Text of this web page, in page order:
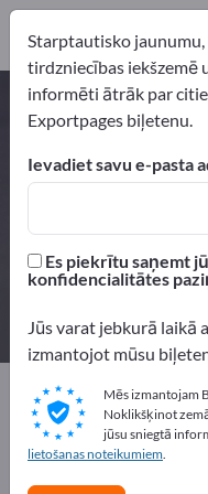
Augstas
detaļas –
piegādātājus
Izplatītāji
Exportpages
Precīzās detaļas
Augstas precizitātes
Starptautisko
tirdzniecības iekšzemē
informēti ātrāk par
Exportpages biļetenu.
Ievadiet savu e-pasta
Es piekrītu saņemt
konfidencialitātes
Jūs varat jebkurā laikā
izmantojot mūsu
Mēs izmantojam
Noklikšķinot
jūsu sniegtā
lietošanas noteikumiem.